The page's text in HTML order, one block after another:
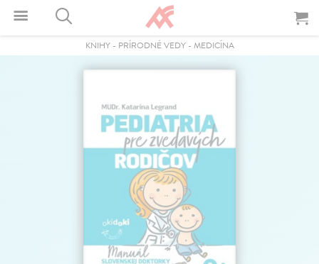
KNIHY- PRÍRODNÉ VEDY- MEDICÍNA